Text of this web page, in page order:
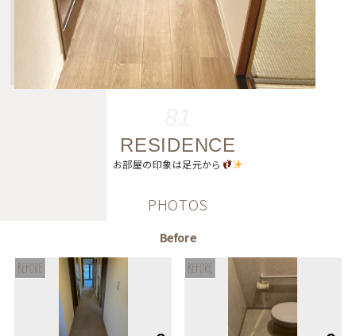
RESIDENCE
お部屋の印象は足元から
PHOTOS
Before